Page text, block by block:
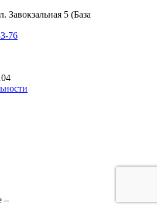
Завокзальная 5 (База
76
–